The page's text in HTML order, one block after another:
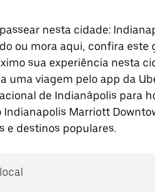
nesta cidade:
ou mora aqui, confira este
sua experiência nesta
uma viagem pelo app da
de Indianápolis para
Indianapolis Marriott
e destinos populares.